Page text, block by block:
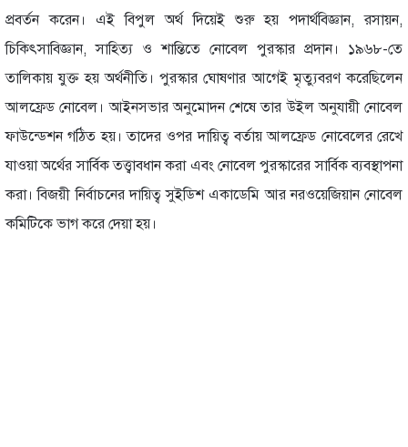
প্রবর্তন করেন। এই বিপুল অর্থ দিয়েই শুরু হয় পদার্থবিজ্ঞান, রসায়ন,
চিকিৎসাবিজ্ঞান, সাহিত্য ও শান্তিতে নোবেল পুরস্কার প্রদান। ১৯৬৮-তে
তালিকায় যুক্ত হয় অর্থনীতি। পুরস্কার ঘোষণার আগেই মৃত্যুবরণ করেছিলেন
আলফ্রেড নোবেল। আইনসভার অনুমোদন শেষে তার উইল অনুযায়ী নোবেল
ফাউন্ডেশন গঠিত হয়। তাদের ওপর দায়িত্ব বর্তায় আলফ্রেড নোবেলের রেখে
যাওয়া অর্থের সার্বিক তত্ত্বাবধান করা এবং নোবেল পুরস্কারের সার্বিক ব্যবস্থাপনা
করা। বিজয়ী নির্বাচনের দায়িত্ব সুইডিশ একাডেমি আর নরওয়েজিয়ান নোবেল
কমিটিকে ভাগ করে দেয়া হয়।